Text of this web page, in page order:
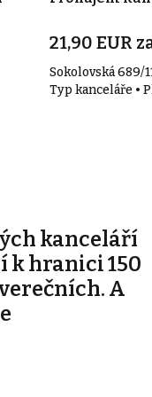
21,90 EUR
Sokolovská 689/
Typ kanceláře •
kanceláří
k hranici 150
A